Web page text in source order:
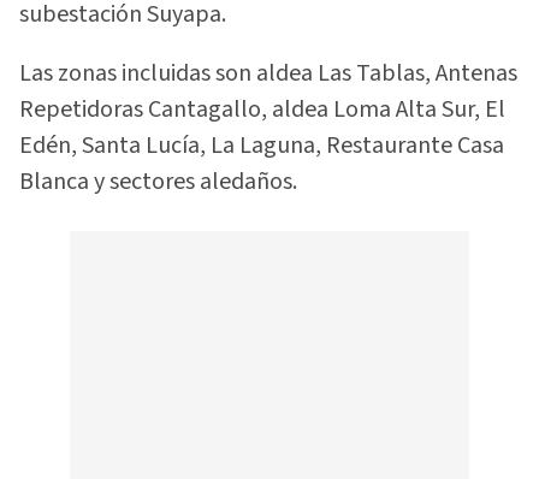
subestación Suyapa.
Las zonas incluidas son aldea Las Tablas, Antenas
Repetidoras Cantagallo, aldea Loma Alta Sur, El
Edén, Santa Lucía, La Laguna, Restaurante Casa
Blanca y sectores aledaños.